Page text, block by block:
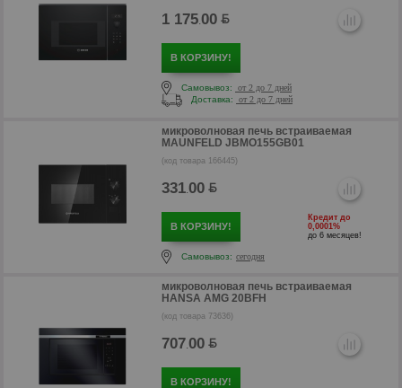
1 175.00
В КОРЗИНУ!
Самовывоз:
от 2 до 7 дней
Доставка:
от 2 до 7 дней
микроволновая печь встраиваемая
MAUNFELD JBMO155GB01
(код товара 166445)
331.00
В КОРЗИНУ!
Кредит до
0,0001%
до 6 месяцев!
Самовывоз: сегодня
микроволновая печь встраиваемая
HANSA AMG 20BFH
(код товара 73636)
707.00
В КОРЗИНУ!